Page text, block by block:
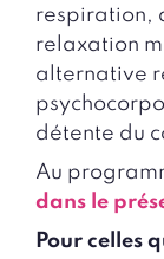
respiration,
relaxation
alternative
détente du
Au
dans le
Pour celles